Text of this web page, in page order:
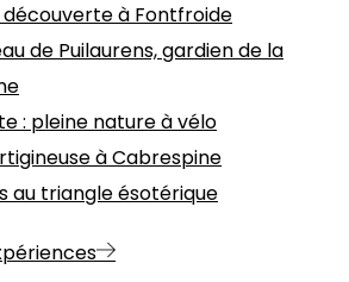
à Fontfroide
de Puilaurens, gardien de la
: pleine nature à vélo
à Cabrespine
au triangle ésotérique